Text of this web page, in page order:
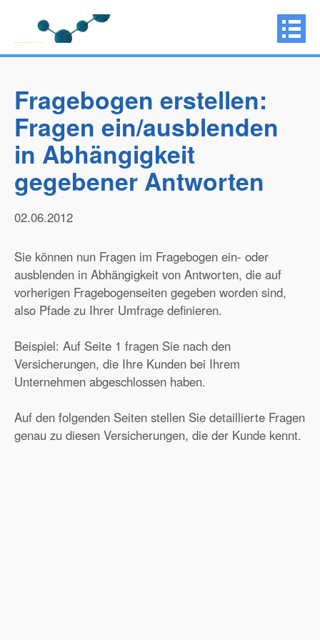
Fragebogen erstellen:
Fragen ein/ausblenden
in Abhängigkeit
gegebener Antworten
02.06.2012
Sie können nun Fragen im Fragebogen ein- oder
ausblenden in Abhängigkeit von Antworten, die auf
vorherigen Fragebogenseiten gegeben worden sind,
also Pfade zu Ihrer Umfrage definieren.
Beispiel: Auf Seite 1 fragen Sie nach den
Versicherungen, die Ihre Kunden bei Ihrem
Unternehmen abgeschlossen haben.
Auf den folgenden Seiten stellen Sie detaillierte Fragen
genau zu diesen Versicherungen, die der Kunde kennt.